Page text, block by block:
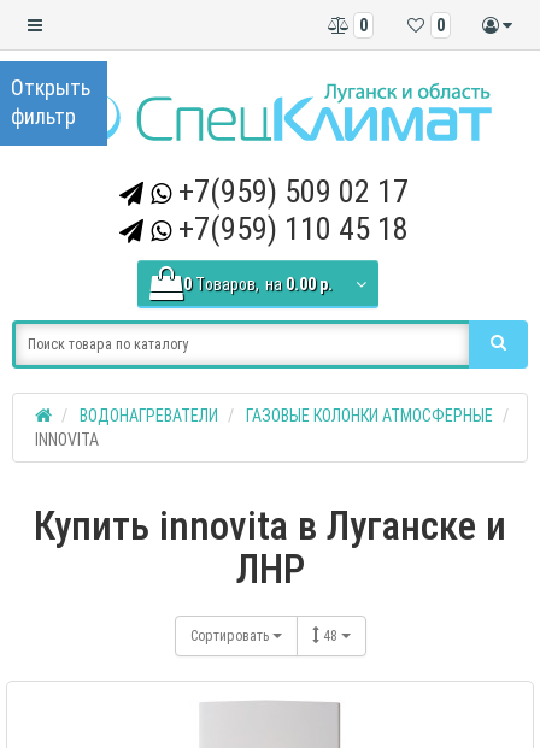
0
0
+7(959) 509 02 17
+7(959) 110 45 18
0 Tоваров, на 0.00 р.
ВОДОНАГРЕВАТЕЛИ
ГАЗОВЫЕ КОЛОНКИ АТМОСФЕРНЫЕ
INNOVITA
Купить innovita в Луганске и
ЛНР
Сортировать 48